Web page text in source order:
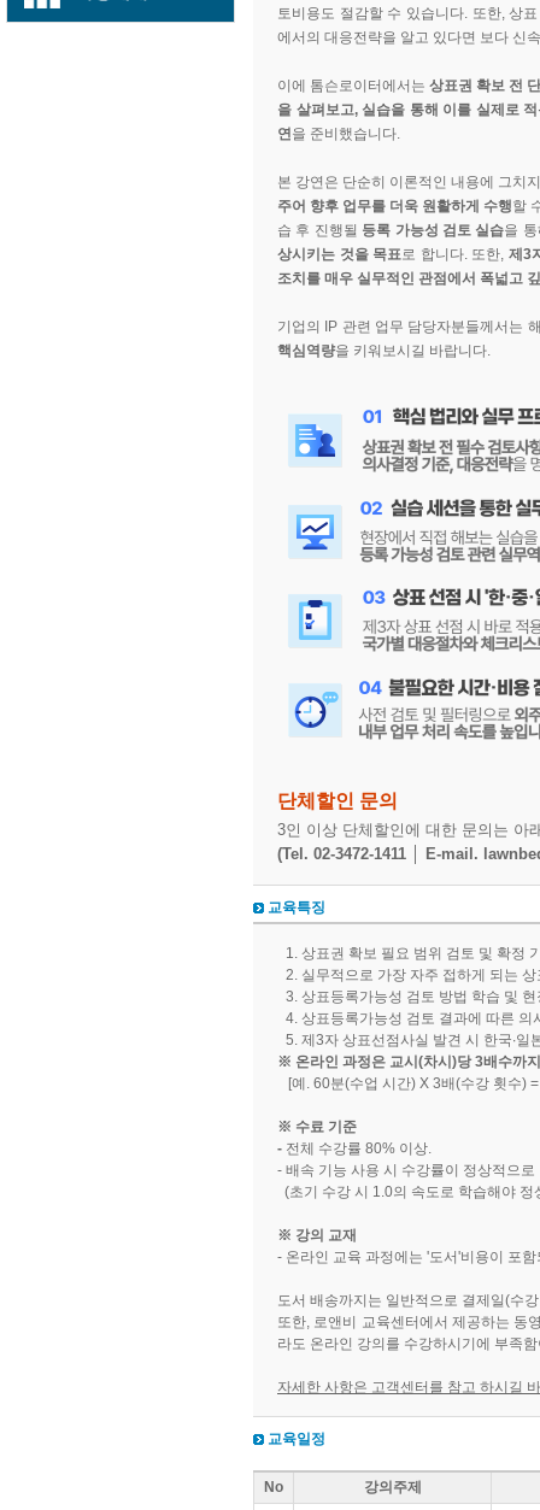
토비용도 절감할 수 있습니다. 또한, 상
에서의 대응전략을 알고 있다면 보다 신
이에 톰슨로이터에서는상표권 확보 전
을 살펴보고, 실습을 통해 이를 실제로
연을 준비했습니다.
본 강연은 단순히 이론적인 내용에 그치
주어 향후 업무를 더욱 원활하게 수행할
습 후 진행될 등록 가능성 검토 실습을
상시키는 것을 목표로 합니다. 또한, 제3
조치를 매우 실무적인 관점에서 폭넓고
기업의 IP 관련 업무 담당자분들께서는
핵심역량을 키워보시길 바랍니다.
단체할인 문의
3인 이상 단체할인에 대한 문의는 아
(Tel. 02-3472-1411 │ E-mail.
교육특징
상표권 확보 필요 범위 검토 및 확정
실무적으로 가장 자주 접하게 되는
상표등록가능성 검토 방법 학습 및 현
상표등록가능성 검토 결과에 따른 의
제3자 상표선점사실 발견 시 한국∙일
​​※ 온라인 과정은 교시(차시)당 3배수까
[예. 60분(수업 시간) X 3배(수강 횟수)
※ 수료 기준
- 전체 수강률 80% 이상.
- 배속 기능 사용 시 수강률이 정상적으
(초기 수강 시 1.0의 속도로 학습해야
※ 강의 교재
- 온라인 교육 과정에는 '도서'비용이 포
도서 배송까지는 일반적으로 결제일(수
또한, 로앤비 교육센터에서 제공하는 동
라도 온라인 강의를 수강하시기에 부족
자세한 사항은 고객센터를 참고 하시길
교육일정
No 강의주제